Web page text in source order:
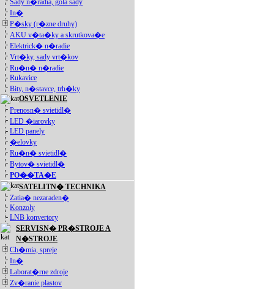
Sady n�radia, gola sady
In�
P�sky (r�zne druhy)
AKU v�ta�ky a skrutkova�e
Elektrick� n�radie
Vrt�ky, sady vrt�kov
Ru�n� n�radie
Rukavice
Bity, n�stavce, trh�ky
OSVETLENIE
Prenosn� svietidl�
LED �iarovky
LED panely
�elovky
Ru�n� svietidl�
Bytov� svietidl�
PO��TA�E
SATELITN� TECHNIKA
Zatia� nezaraden�
Konzoly
LNB konvertory
SERVISN� PR�STROJE A
N�STROJE
Ch�mia, spreje
In�
Laborat�rne zdroje
Zv�ranie plastov